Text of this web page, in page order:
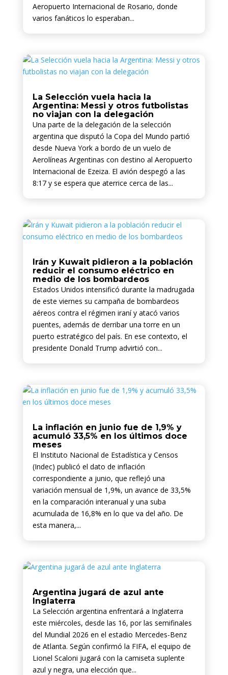
Aeropuerto Internacional de Rosario, donde
varios fanáticos lo esperaban...
La Selección vuela hacia la
Argentina: Messi y otros futbolistas
no viajan con la delegación
Una parte de la delegación de la selección
argentina que disputó la Copa del Mundo partió
desde Nueva York a bordo de un vuelo de
Aerolíneas Argentinas con destino al Aeropuerto
Internacional de Ezeiza. El avión despegó a las
8:17 y se espera que aterrice cerca de las...
Irán y Kuwait pidieron a la población
reducir el consumo eléctrico en
medio de los bombardeos
Estados Unidos intensificó durante la madrugada
de este viernes su campaña de bombardeos
aéreos contra el régimen iraní y atacó varios
puentes, además de derribar una torre en un
puerto estratégico del país. En ese contexto, el
presidente Donald Trump advirtió con...
La inflación en junio fue de 1,9% y
acumuló 33,5% en los últimos doce
meses
El Instituto Nacional de Estadística y Censos
(Indec) publicó el dato de inflación
correspondiente a junio, que reflejó una
variación mensual de 1,9%, un avance de 33,5%
en la comparación interanual y una suba
acumulada de 16,8% en lo que va del año. De
esta manera,...
Argentina jugará de azul ante
Inglaterra
La Selección argentina enfrentará a Inglaterra
este miércoles, desde las 16, por las semifinales
del Mundial 2026 en el estadio Mercedes-Benz
de Atlanta. Según confirmó la FIFA, el equipo de
Lionel Scaloni jugará con la camiseta suplente
azul y negra, una elección que...